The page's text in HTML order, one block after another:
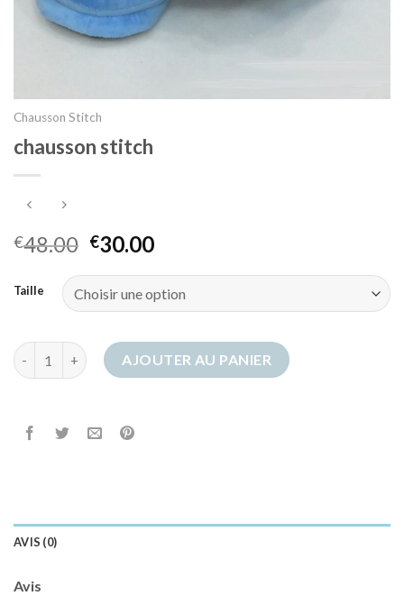
Chausson Stitch
chausson stitch
€48.00 €30.00
Taille
quantité de chausson stitchAJOUTER AU PANIER
AVIS (0)
Avis